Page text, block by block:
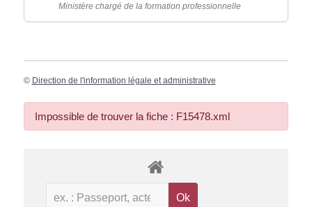
Ministère chargé de la formation professionnelle
© Direction de l'information légale et administrative
Impossible de trouver la fiche : F15478.xml